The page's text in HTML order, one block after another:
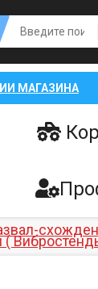
МАГАЗИНА
(